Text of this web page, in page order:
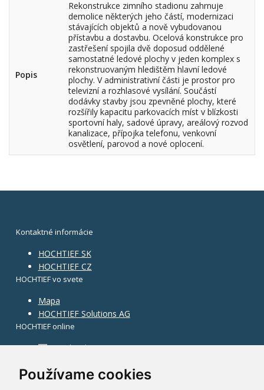
Používame cookies
Popis
Rekonstrukce zimního stadionu zahrnuje
demolice některých jeho částí, modernizaci
stávajících objektů a nově vybudovanou
přístavbu a dostavbu. Ocelová konstrukce pro
zastřešení spojila dvě doposud oddělené
samostatné ledové plochy v jeden komplex s
rekonstruovaným hledištěm hlavní ledové
plochy. V administrativní části je prostor pro
televizní a rozhlasové vysílání. Součástí
dodávky stavby jsou zpevněné plochy, které
rozšířily kapacitu parkovacích míst v blízkosti
sportovní haly, sadové úpravy, areálový rozvod
kanalizace, přípojka telefonu, venkovní
osvětlení, parovod a nové oplocení.
Kontaktné informácie
HOCHTIEF SK
HOCHTIEF CZ
HOCHTIEF vo svete
Mapa
HOCHTIEF Solutions AG
HOCHTIEF online
Facebook